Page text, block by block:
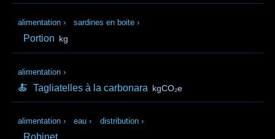
alimentation › sardines en boite ›
Portion kg
alimentation ›
🍝 Tagliatelles à la carbonara kgCO₂e
alimentation › eau › distribution ›